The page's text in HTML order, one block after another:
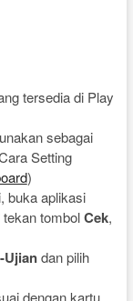
tersedia di Play
sebagai
Setting
)
buka aplikasi
tekan tombolCek,
Ujiandan pilih
dengan kartu